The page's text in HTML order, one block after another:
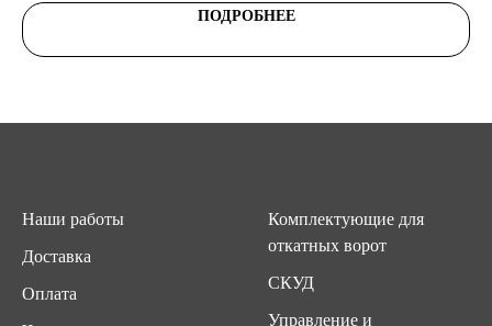
ПОДРОБНЕЕ
Наши работы
Доставка
Оплата
Комплектующие для
откатных ворот
СКУД
Управление и